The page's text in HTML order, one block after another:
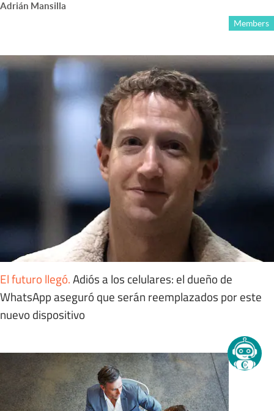
Adrián Mansilla
Members
El futuro llegó.Adiós a los celulares: el dueño de
WhatsApp aseguró que serán reemplazados por este
nuevo dispositivo